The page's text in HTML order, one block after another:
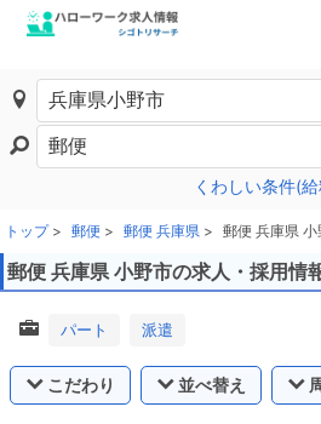
くわしい条件(
トップ 郵便 郵便 兵庫県 郵便 兵庫県 小
郵便 兵庫県 小野市の求人・採用情
パート 派遣
こだわり 並べ替え